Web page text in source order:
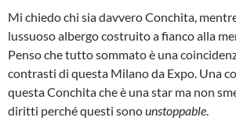
Mi chiedo chi sia davvero Conchita,
lussuoso albergo costruito a fianco alla
Penso che tutto sommato è una
contrasti di questa Milano da Expo. Una
questa Conchita che è una star ma non
diritti perché questi sonounstoppable.